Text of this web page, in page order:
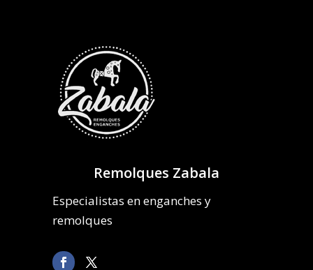
Remolques Zabala
Especialistas en enganches y
remolques